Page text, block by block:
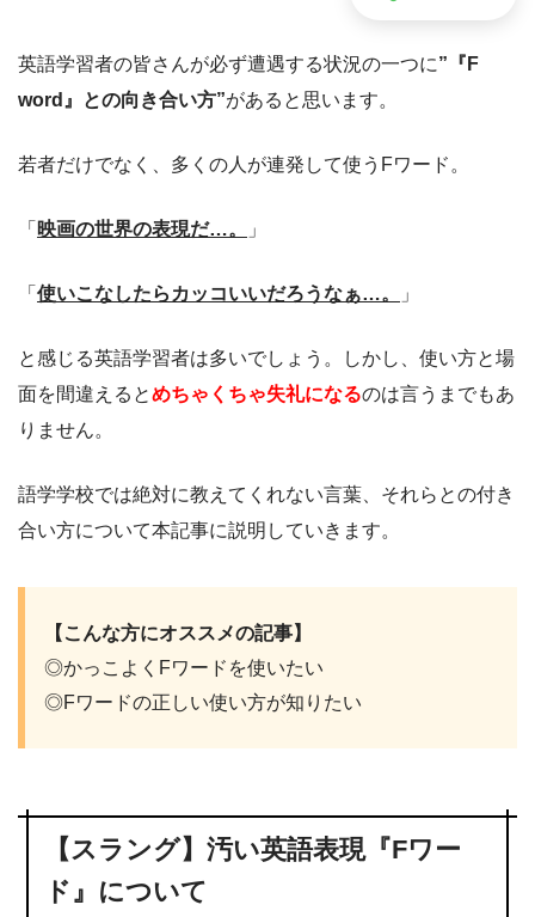
英語学習者の皆さんが必ず遭遇する状況の一つに”『F
word』との向き合い方”があると思います。
若者だけでなく、多くの人が連発して使うFワード。
「 映画の世界の表現だ…。 」
「 使いこなしたらカッコいいだろうなぁ…。 」
と感じる英語学習者は多いでしょう。しかし、使い方と場
面を間違えるとめちゃくちゃ失礼になるのは言うまでもあ
りません。
語学学校では絶対に教えてくれない言葉、それらとの付き
合い方について本記事に説明していきます。
【こんな方にオススメの記事】
◎かっこよくFワードを使いたい
◎Fワードの正しい使い方が知りたい
【スラング】汚い英語表現『Fワー
ド』について